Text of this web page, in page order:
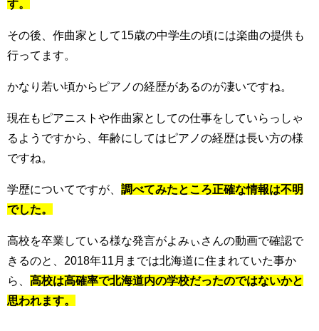
す。
その後、作曲家として15歳の中学生の頃には楽曲の提供も
行ってます。
かなり若い頃からピアノの経歴があるのが凄いですね。
現在もピアニストや作曲家としての仕事をしていらっしゃ
るようですから、年齢にしてはピアノの経歴は長い方の様
ですね。
学歴についてですが、 調べてみたところ正確な情報は不明
でした。
高校を卒業している様な発言がよみぃさんの動画で確認で
きるのと、2018年11月までは北海道に住まれていた事か
ら、 高校は高確率で北海道内の学校だったのではないかと
思われます。